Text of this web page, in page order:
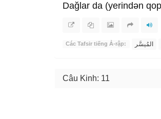
Dağlar da (yerindən
Các Tafsir tiếng Ả-rập: المُيسَّر
Câu Kinh: 11